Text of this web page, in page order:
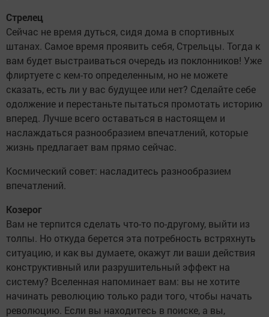
Стрелец
Сейчас не время дуться, сидя дома в спортивных
штанах. Самое время проявить себя, Стрельцы. Тогда к
вам будет выстраиваться очередь из поклонников! Уже
флиртуете с кем-то определенным, но не можете
сказать, есть ли у вас будущее или нет? Сделайте себе
одолжение и перестаньте пытаться промотать историю
вперед. Лучше всего оставаться в настоящем и
наслаждаться разнообразием впечатлений, которые
жизнь предлагает вам прямо сейчас.
Космический совет: насладитесь разнообразием
впечатлений.
Козерог
Вам не терпится сделать что-то по-другому, выйти из
толпы. Но откуда берется эта потребность встряхнуть
ситуацию, и как вы думаете, окажут ли ваши действия
конструктивный или разрушительный эффект на
систему? Вселенная напоминает вам: вы не хотите
начинать революцию только ради того, чтобы начать
революцию. Если вы находитесь в поиске, а вы,